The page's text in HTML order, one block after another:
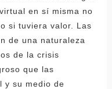
en sí misma no
si tuviera valor. Las
de una naturaleza
de la crisis
que las
y su medio de